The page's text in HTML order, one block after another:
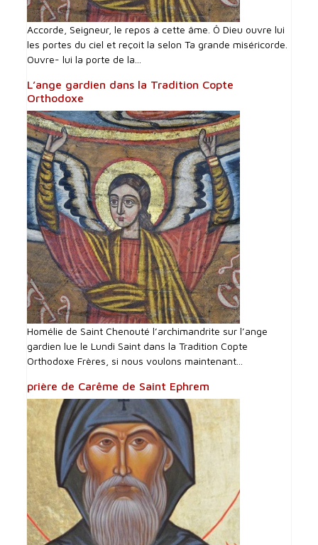
Accorde, Seigneur, le repos à cette âme. Ô Dieu ouvre lui
les portes du ciel et reçoit la selon Ta grande miséricorde.
Ouvre- lui la porte de la...
L’ange gardien dans la Tradition Copte
Orthodoxe
Homélie de Saint Chenouté l’archimandrite sur l’ange
gardien lue le Lundi Saint dans la Tradition Copte
Orthodoxe Frères, si nous voulons maintenant...
prière de Carême de Saint Ephrem